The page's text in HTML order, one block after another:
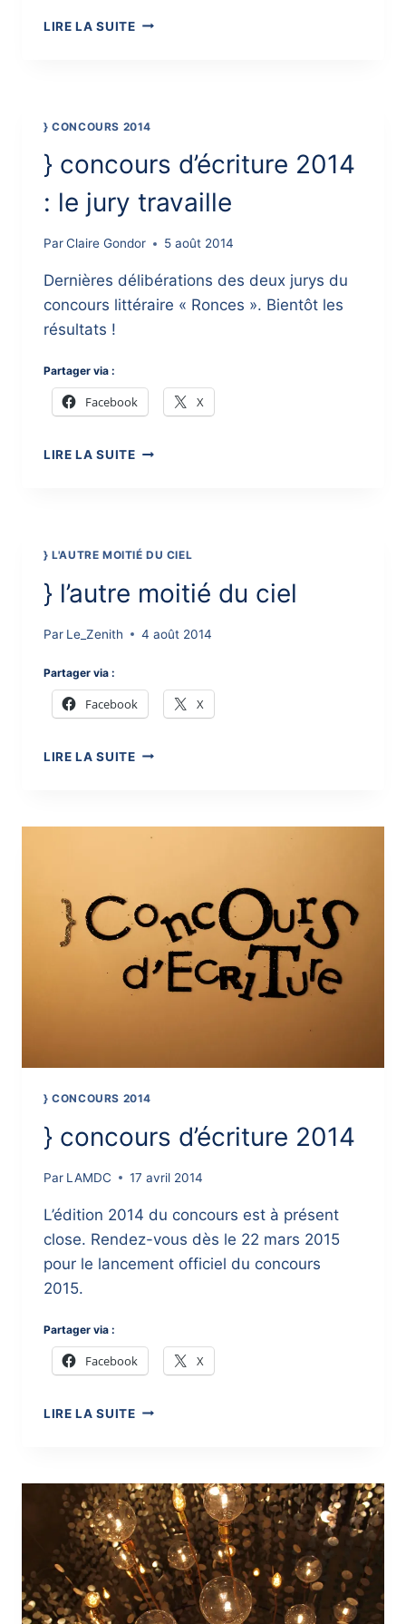
LIRE LA SUITE}
PHOTOS
} CONCOURS 2014
} concours d’écriture 2014
: le jury travaille
ParClaire Gondor 5 août 2014
Dernières délibérations des deux jurys du
concours littéraire « Ronces ». Bientôt les
résultats !
Partager via :
Facebook X
LIRE LA SUITE}
LE
TRAVAILLE
} L'AUTRE MOITIÉ DU CIEL
} l’autre moitié du ciel
Par Le_Zenith 4 août 2014
Partager via :
Facebook X
LIRE LA SUITE}
CIEL
} CONCOURS 2014
} concours d’écriture 2014
Par LAMDC 17 avril 2014
L’édition 2014 du concours est à présent
close. Rendez-vous dès le 22 mars 2015
pour le lancement officiel du concours
2015.
Partager via :
Facebook X
LIRE LA SUITE}